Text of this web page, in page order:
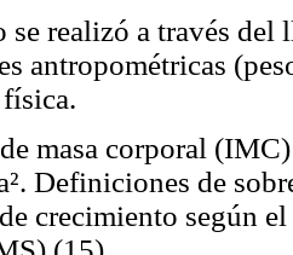
se realizó a través
antropométricas
masa corporal
Definiciones de
crecimiento según